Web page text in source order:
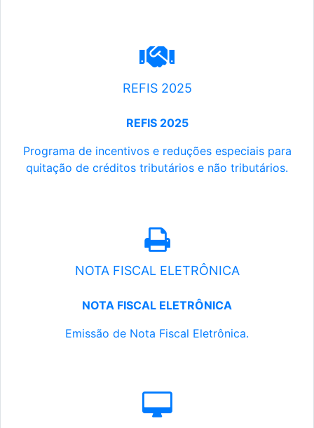
REFIS 2025
REFIS 2025
Programa de incentivos e reduções especiais para
quitação de créditos tributários e não tributários.
NOTA FISCAL ELETRÔNICA
NOTA FISCAL ELETRÔNICA
Emissão de Nota Fiscal Eletrônica.